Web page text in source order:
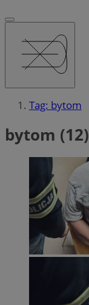
Tag: bytom
bytom (12)